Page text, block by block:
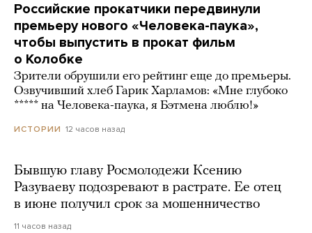
Российские прокатчики передвинули
премьеру нового «Человека-паука»,
чтобы выпустить в прокат фильм
о Колобке
Зрители обрушили его рейтинг еще до премьеры.
Озвучивший хлеб Гарик Харламов: «Мне глубоко
***** на Человека-паука, я Бэтмена люблю!»
ИСТОРИИ 12 часов назад
Бывшую главу Росмолодежи Ксению
Разуваеву подозревают в растрате. Ее отец
в июне получил срок за мошенничество
11 часов назад